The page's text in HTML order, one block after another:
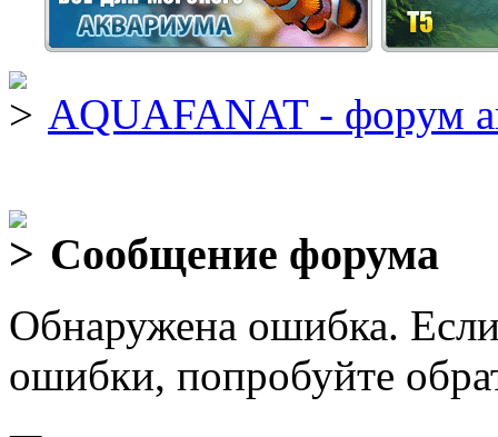
AQUAFANAT - форум
Сообщение форума
Обнаружена ошибка.
ошибки, попробуйте